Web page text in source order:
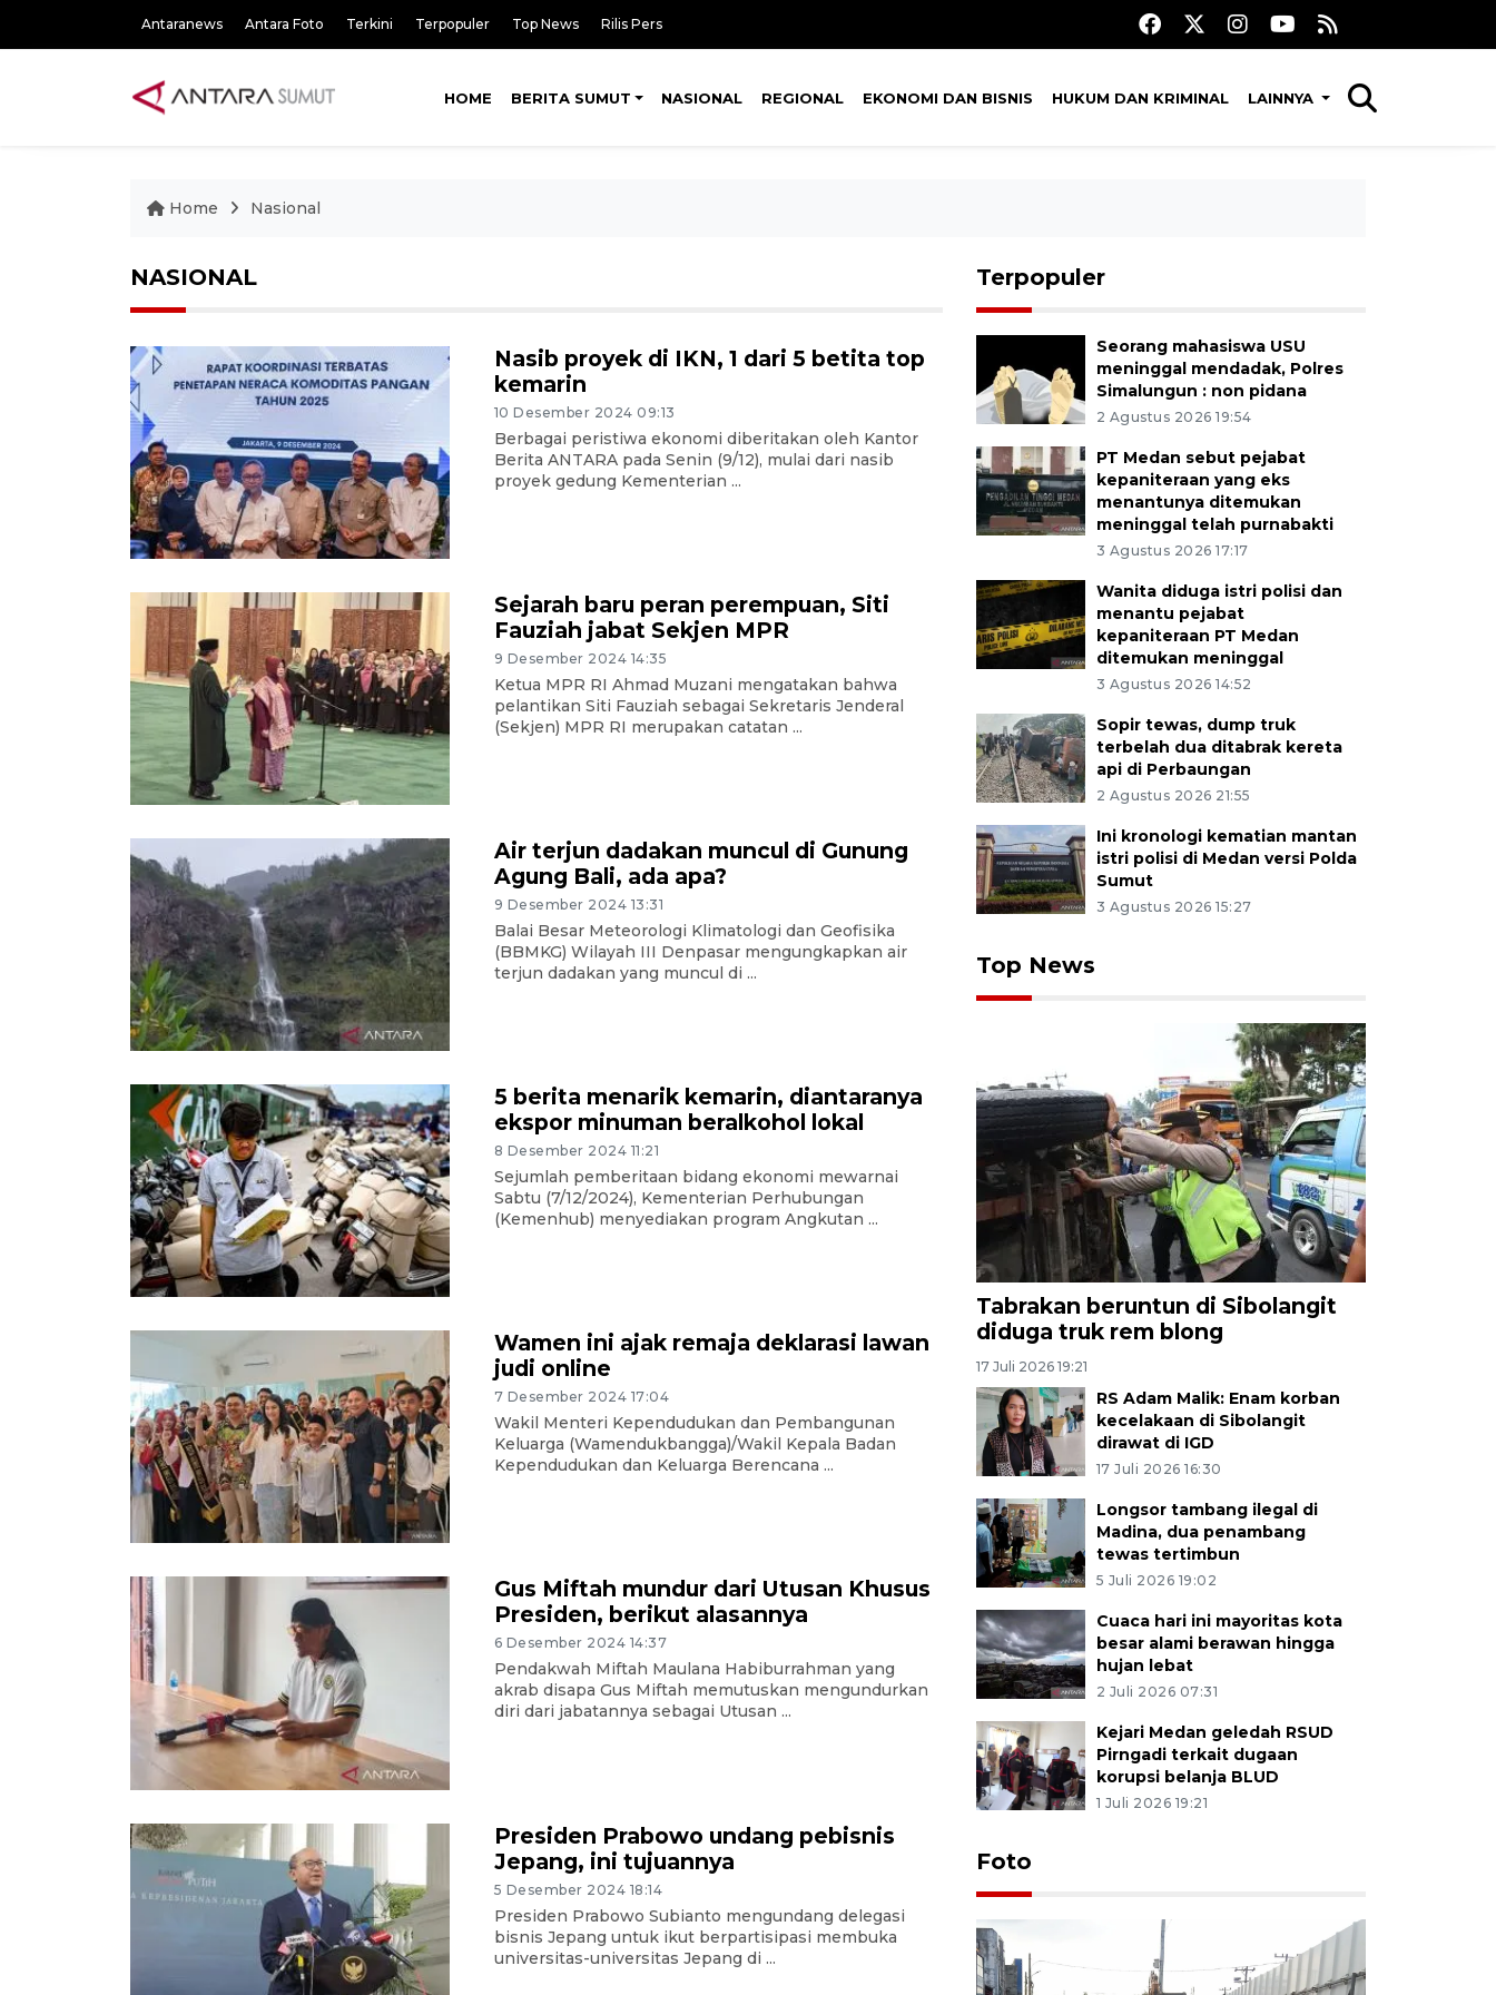
Antaranews Antara Foto Terkini Terpopuler Top News Rilis Pers
HOME BERITA SUMUT NASIONAL REGIONAL EKONOMI DAN BISNIS HUKUM DAN KRIMINAL LAINNYA
Home Nasional
NASIONAL
Nasib proyek di IKN, 1 dari 5 betita top
kemarin
10 Desember 2024 09:13
Berbagai peristiwa ekonomi diberitakan oleh Kantor
Berita ANTARA pada Senin (9/12), mulai dari nasib
proyek gedung Kementerian ...
Sejarah baru peran perempuan, Siti
Fauziah jabat Sekjen MPR
9 Desember 2024 14:35
Ketua MPR RI Ahmad Muzani mengatakan bahwa
pelantikan Siti Fauziah sebagai Sekretaris Jenderal
(Sekjen) MPR RI merupakan catatan ...
Air terjun dadakan muncul di Gunung
Agung Bali, ada apa?
9 Desember 2024 13:31
Balai Besar Meteorologi Klimatologi dan Geofisika
(BBMKG) Wilayah III Denpasar mengungkapkan air
terjun dadakan yang muncul di ...
5 berita menarik kemarin, diantaranya
ekspor minuman beralkohol lokal
8 Desember 2024 11:21
Sejumlah pemberitaan bidang ekonomi mewarnai
Sabtu (7/12/2024), Kementerian Perhubungan
(Kemenhub) menyediakan program Angkutan ...
Wamen ini ajak remaja deklarasi lawan
judi online
7 Desember 2024 17:04
Wakil Menteri Kependudukan dan Pembangunan
Keluarga (Wamendukbangga)/Wakil Kepala Badan
Kependudukan dan Keluarga Berencana ...
Gus Miftah mundur dari Utusan Khusus
Presiden, berikut alasannya
6 Desember 2024 14:37
Pendakwah Miftah Maulana Habiburrahman yang
akrab disapa Gus Miftah memutuskan mengundurkan
diri dari jabatannya sebagai Utusan ...
Presiden Prabowo undang pebisnis
Jepang, ini tujuannya
5 Desember 2024 18:14
Presiden Prabowo Subianto mengundang delegasi
bisnis Jepang untuk ikut berpartisipasi membuka
universitas-universitas Jepang di ...
Terpopuler
Seorang mahasiswa USU
meninggal mendadak, Polres
Simalungun : non pidana
2 Agustus 2026 19:54
PT Medan sebut pejabat
kepaniteraan yang eks
menantunya ditemukan
meninggal telah purnabakti
3 Agustus 2026 17:17
Wanita diduga istri polisi dan
menantu pejabat
kepaniteraan PT Medan
ditemukan meninggal
3 Agustus 2026 14:52
Sopir tewas, dump truk
terbelah dua ditabrak kereta
api di Perbaungan
2 Agustus 2026 21:55
Ini kronologi kematian mantan
istri polisi di Medan versi Polda
Sumut
3 Agustus 2026 15:27
Top News
Tabrakan beruntun di Sibolangit
diduga truk rem blong
17 Juli 2026 19:21
RS Adam Malik: Enam korban
kecelakaan di Sibolangit
dirawat di IGD
17 Juli 2026 16:30
Longsor tambang ilegal di
Madina, dua penambang
tewas tertimbun
5 Juli 2026 19:02
Cuaca hari ini mayoritas kota
besar alami berawan hingga
hujan lebat
2 Juli 2026 07:31
Kejari Medan geledah RSUD
Pirngadi terkait dugaan
korupsi belanja BLUD
1 Juli 2026 19:21
Foto